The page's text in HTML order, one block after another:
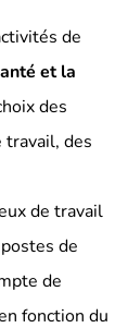
de
et la
des
travail, des
de travail
de
de
fonction du